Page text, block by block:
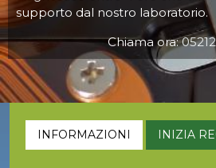
supporto dal nostro laboratorio.
Chiama ora:
INFORMAZIONI INIZIA